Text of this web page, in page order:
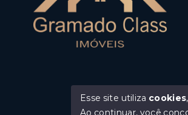
Esse site utiliza cookies
Ao continuar, você